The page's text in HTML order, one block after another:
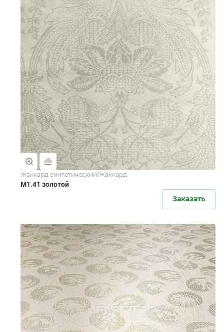
Жаккард синтетический/Жаккард
M1.41 золотой
Заказать